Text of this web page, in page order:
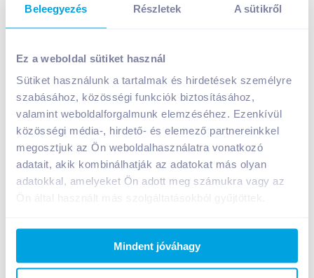
Beleegyezés Részletek A sütikről
Ez a weboldal sütiket használ
Sütiket használunk a tartalmak és hirdetések személyre
szabásához, közösségi funkciók biztosításához,
valamint weboldalforgalmunk elemzéséhez. Ezenkívül
közösségi média-, hirdető- és elemező partnereinkkel
megosztjuk az Ön weboldalhasználatra vonatkozó
adatait, akik kombinálhatják az adatokat más olyan
adatokkal, amelyeket Ön adott meg számukra vagy az
Mindent jóváhagy
Nestlé Chocapic gabonapehely 250 g csokis
1 199Ft /
Egységár: 4 796 Ft /
kg
KosárbaKosárba
1 karton = 16 db
+1 karton a kosárba
Bevásárlólistához adom Értesíts, ha olcsóbb!